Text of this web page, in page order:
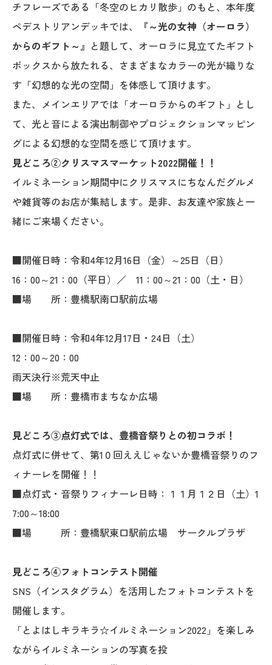
チフレーズである「冬空のヒカリ散歩」のもと、本年度
ペデストリアンデッキでは、
『～光の女神（オーロラ）
からのギフト～』 と題して、オーロラに見立てたギフト
ボックスから放たれる、さまざまなカラーの光が織りな
す「幻想的な光の空間」を体感して頂けます。
また、メインエリアでは「オーロラからのギフト」とし
て、光と音による演出制御やプロジェクションマッピン
グによる幻想的な空間を感じて頂けます。
見どころ②クリスマスマーケット2022開催！！
イルミネーション期間中にクリスマスにちなんだグルメ
や雑貨等のお店が集結します。是非、お友達や家族と一
緒にご来場ください。
■開催日時：令和4年12月16日（金）～25日（日）
16：00～21：00（平日）／ 11：00～21：00（土・日）
■場 所：豊橋駅南口駅前広場
■開催日時：令和4年12月17日・24日（土）
12：00～20：00
雨天決行※荒天中止
■場 所：豊橋市まちなか広場
見どころ③点灯式では、豊橋音祭りとの初コラボ！
点灯式に併せて、第1０回ええじゃないか豊橋音祭りのフ
ィナーレを開催！！
■点灯式・音祭りフィナーレ日時：１１月１２日（土）1
7:00～18:00
■場 所：豊橋駅東口駅前広場 サークルプラザ
見どころ④フォトコンテスト開催
SNS（インスタグラム）を活用したフォトコンテストを
開催します。
「とよはしキラキラ☆イルミネーション2022」を楽しみ
ながらイルミネーションの写真を投